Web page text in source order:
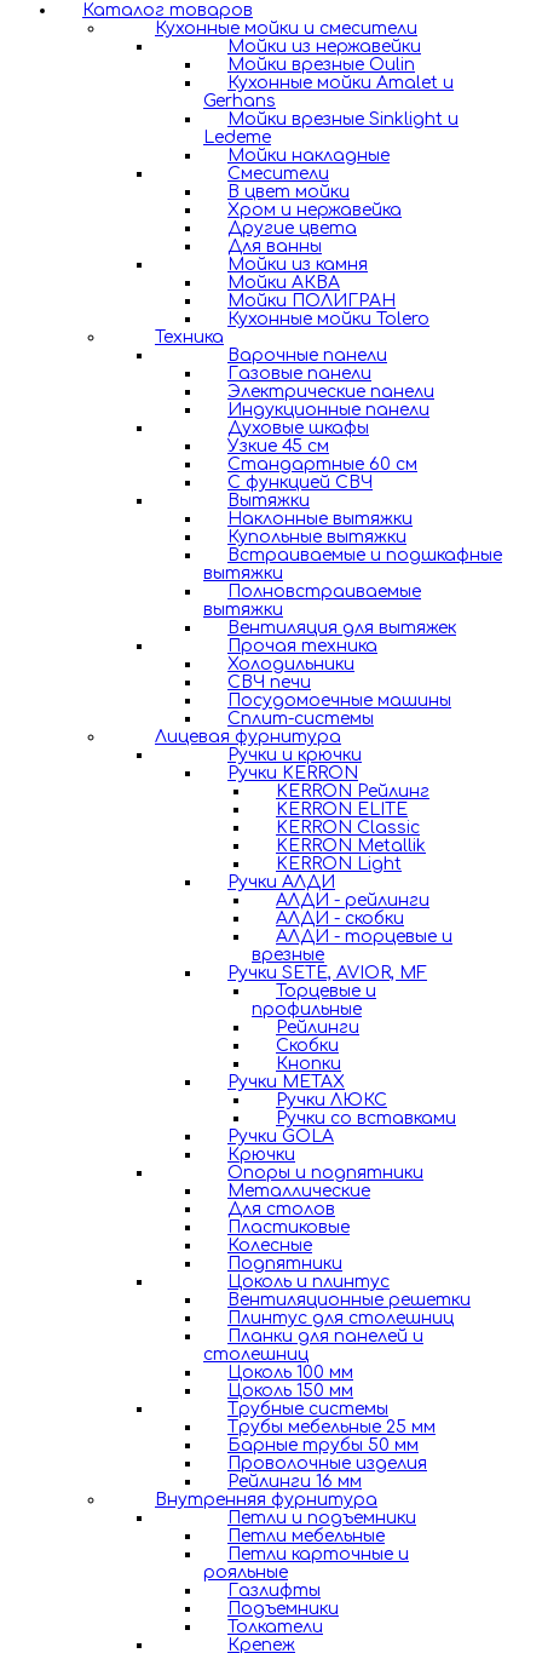
Каталог товаров
Кухонные мойки и смесители
Мойки из нержавейки
Мойки врезные Oulin
Кухонные мойки Amalet и
Gerhans
Мойки врезные Sinklight и
Ledeme
Мойки накладные
Смесители
В цвет мойки
Хром и нержавейка
Другие цвета
Для ванны
Мойки из камня
Мойки АКВА
Мойки ПОЛИГРАН
Кухонные мойки Tolero
Техника
Варочные панели
Газовые панели
Электрические панели
Индукционные панели
Духовые шкафы
Узкие 45 см
Стандартные 60 см
С функцией СВЧ
Вытяжки
Наклонные вытяжки
Купольные вытяжки
Встраиваемые и подшкафные
вытяжки
Полновстраиваемые
вытяжки
Вентиляция для вытяжек
Прочая техника
Холодильники
СВЧ печи
Посудомоечные машины
Сплит-системы
Лицевая фурнитура
Ручки и крючки
Ручки KERRON
KERRON Рейлинг
KERRON ELITE
KERRON Classic
KERRON Metallik
KERRON Light
Ручки АЛДИ
АЛДИ - рейлинги
АЛДИ - скобки
АЛДИ - торцевые и
врезные
Ручки SETE, AVIOR, MF
Торцевые и
профильные
Рейлинги
Скобки
Кнопки
Ручки METAX
Ручки ЛЮКС
Ручки со вставками
Ручки GOLA
Крючки
Опоры и подпятники
Металлические
Для столов
Пластиковые
Колесные
Подпятники
Цоколь и плинтус
Вентиляционные решетки
Плинтус для столешниц
Планки для панелей и
столешниц
Цоколь 100 мм
Цоколь 150 мм
Трубные системы
Трубы мебельные 25 мм
Барные трубы 50 мм
Проволочные изделия
Рейлинги 16 мм
Внутренняя фурнитура
Петли и подъемники
Петли мебельные
Петли карточные и
рояльные
Газлифты
Подъемники
Толкатели
Крепеж